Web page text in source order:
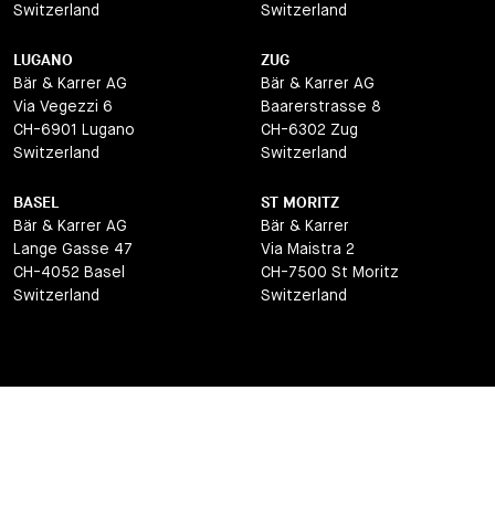
Switzerland
Switzerland
LUGANO
Bär & Karrer AG
Via Vegezzi 6
CH-6901 Lugano
Switzerland
ZUG
Bär & Karrer AG
Baarerstrasse 8
CH-6302 Zug
Switzerland
BASEL
Bär & Karrer AG
Lange Gasse 47
CH-4052 Basel
Switzerland
ST MORITZ
Bär & Karrer
Via Maistra 2
CH-7500 St Moritz
Switzerland